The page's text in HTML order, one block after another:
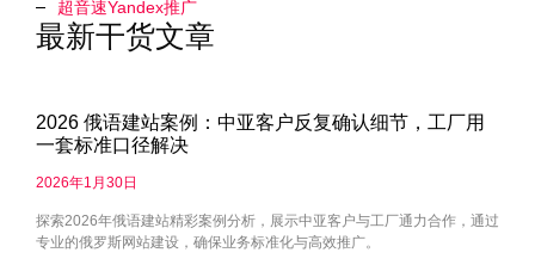
超音速Yandex推广​
最新干货文章
2026 俄语建站案例：中亚客户反复确认细节，工厂用
一套标准口径解决
2026年1月30日
探索2026年俄语建站精彩案例分析，展示中亚客户与工厂通力合作，通过
专业的俄罗斯网站建设，确保业务标准化与高效推广。